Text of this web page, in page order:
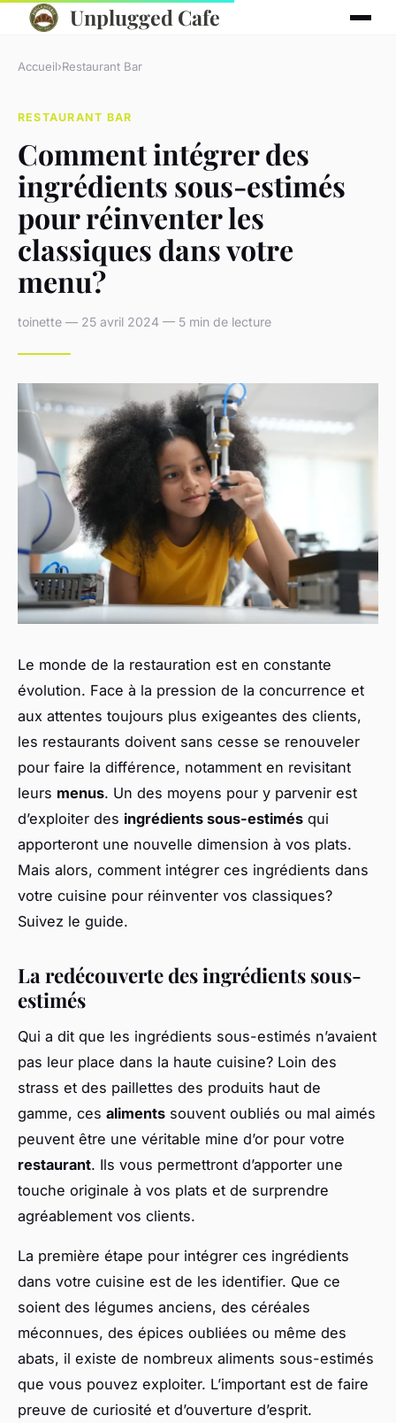
Unplugged Cafe
Accueil›Restaurant Bar
RESTAURANT BAR
Comment intégrer des
ingrédients sous-estimés
pour réinventer les
classiques dans votre
menu?
toinette — 25 avril 2024 — 5 min de lecture
Le monde de la restauration est en constante
évolution. Face à la pression de la concurrence et
aux attentes toujours plus exigeantes des clients,
les restaurants doivent sans cesse se renouveler
pour faire la différence, notamment en revisitant
leurs menus. Un des moyens pour y parvenir est
d’exploiter des ingrédients sous-estimés qui
apporteront une nouvelle dimension à vos plats.
Mais alors, comment intégrer ces ingrédients dans
votre cuisine pour réinventer vos classiques?
Suivez le guide.
La redécouverte des ingrédients sous-
estimés
Qui a dit que les ingrédients sous-estimés n’avaient
pas leur place dans la haute cuisine? Loin des
strass et des paillettes des produits haut de
gamme, ces aliments souvent oubliés ou mal aimés
peuvent être une véritable mine d’or pour votre
restaurant. Ils vous permettront d’apporter une
touche originale à vos plats et de surprendre
agréablement vos clients.
La première étape pour intégrer ces ingrédients
dans votre cuisine est de les identifier. Que ce
soient des légumes anciens, des céréales
méconnues, des épices oubliées ou même des
abats, il existe de nombreux aliments sous-estimés
que vous pouvez exploiter. L’important est de faire
preuve de curiosité et d’ouverture d’esprit.